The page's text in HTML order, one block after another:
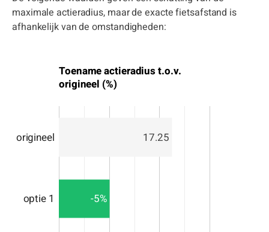
maximale actieradius, maar de exacte fietsafstand is
afhankelijk van de omstandigheden:
Toename actieradius t.o.v.
origineel (%)
origineel
optie 1
17.25
-5%